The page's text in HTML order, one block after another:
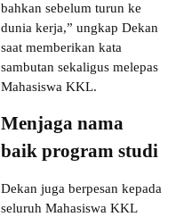
bahkan sebelum turun ke
dunia kerja,” ungkap Dekan
saat memberikan kata
sambutan sekaligus melepas
Mahasiswa KKL.
Menjaga nama
baik program studi
Dekan juga berpesan kepada
seluruh Mahasiswa KKL